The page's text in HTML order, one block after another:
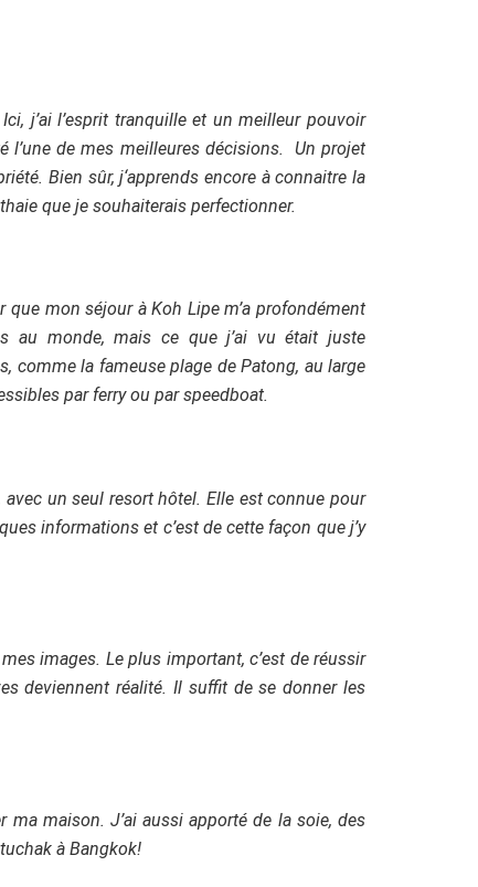
Ici, j’ai l’esprit tranquille et un meilleur pouvoir
l’une de mes meilleures décisions. Un projet
Bien sûr, j‘apprends encore à connaitre la
que je souhaiterais perfectionner.
mon séjour à Koh Lipe m’a profondément
au monde, mais ce que j’ai vu était juste
comme la fameuse plage de Patong, au large
par ferry ou par speedboat.
un seul resort hôtel. Elle est connue pour
informations et c’est de cette façon que j’y
images. Le plus important, c’est de réussir
deviennent réalité. Il suffit de se donner les
ma maison. J’ai aussi apporté de la soie, des
à Bangkok!